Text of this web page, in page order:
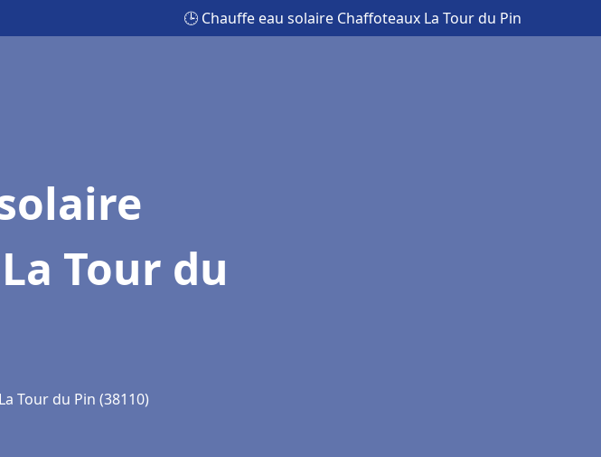
🕒 Chauffe eau solaire Chaffoteaux La Tour du Pin
Tour du
Tour du Pin (38110)